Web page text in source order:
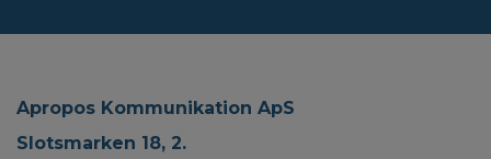
Apropos Kommunikation ApS
Slotsmarken 18, 2.